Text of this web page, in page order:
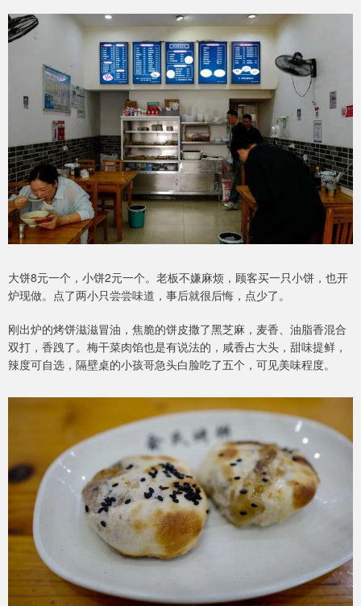
大饼8元一个，小饼2元一个。老板不嫌麻烦，顾客买一只小饼，也开
炉现做。点了两小只尝尝味道，事后就很后悔，点少了。
刚出炉的烤饼滋滋冒油，焦脆的饼皮撒了黑芝麻，麦香、油脂香混合
双打，香跩了。梅干菜肉馅也是有说法的，咸香占大头，甜味提鲜，
辣度可自选，隔壁桌的小孩哥急头白脸吃了五个，可见美味程度。